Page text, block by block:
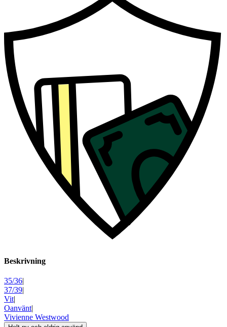
Beskrivning
35/36|
37/39|
Vit|
Oanvänt|
Vivienne Westwood